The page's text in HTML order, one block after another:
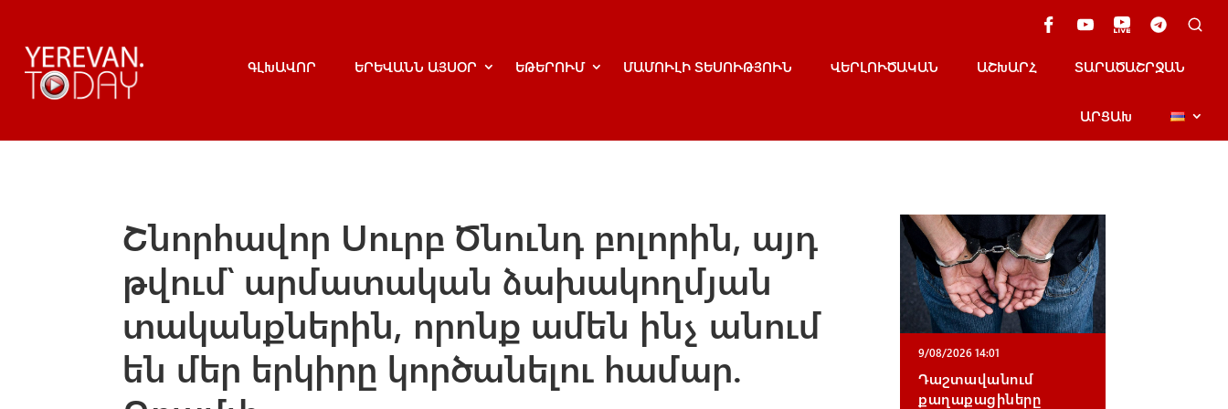
ԳԼԽԱՎՈՐ ԵՐԵՎԱՆՆ ԱՅՍՕՐ ԵԹԵՐՈՒՄ ՄԱՄՈՒԼԻ ՏԵՍՈՒԹՅՈՒՆ ՎԵՐԼՈՒԾԱԿԱՆ ԱՇԽԱՐՀ ՏԱՐԱԾԱՇՐՋԱՆ
ԱՐՑԱԽ
Շնորհավոր Սուրբ Ծնունդ բոլորին, այդ
թվում՝ արմատական ձախակողմյան
տականքներին, որոնք ամեն ինչ անում
են մեր երկիրը կործանելու համար.
9/08/2026 14:01
Դաշտավանում
քաղաքացիները